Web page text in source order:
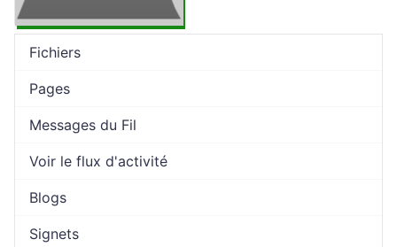
Fichiers
Pages
Messages du Fil
Voir le flux d'activité
Blogs
Signets